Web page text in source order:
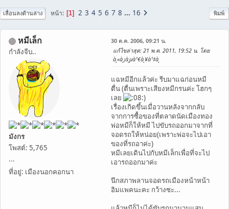
พิมพ์
เลื่อนลงด้านล่าง หน้า 1 2 3 4 5 6 7 8 ... 16
หมีเล็ก
กำลังจีบ..
มังกร
โพสต์: 5,765
...
ที่อยู่: เมืองนอกคอกนา
30 ต.ค. 2006, 09:21 น.
แก้ไขล่าสุด: 21 พ.ค. 2011, 19:52 น. โดย
à¸«à¸¡à¸µà¹€à¸¥à¹‡à¸
แฉหมีอีกแล้วค่ะ รีบมาแฉก่อนหมี
ตื่น (ตื่นเพราะเสียงหมีกรนค่ะ โฮกๆ
เลย
)
เรื่องเกิดขึ้นเมื่อวานหลังจากกลับ
จากการซื้อของที่ตลาดนัดเมืองทอง
พ่อหมีก็ให้หมี ไปขับรถออกมาจากที่
จอดรถให้หน่อย(เพราะพ่อจะไปเอา
ของที่รถอาค่ะ)
หมีเลยเดินไปกับหมีเล็กเพื่อที่จะไป
เอารถออกมาค่ะ
นึกสภาพลานจอดรถเมืองหน้าหน้า
อิมแพคนะคะ กว้างซะ...